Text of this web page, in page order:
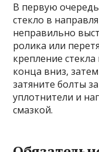
В первую
стекло в
неправильно
ролика или
крепление
конца вниз,
затяните болты
уплотнители и
смазкой.